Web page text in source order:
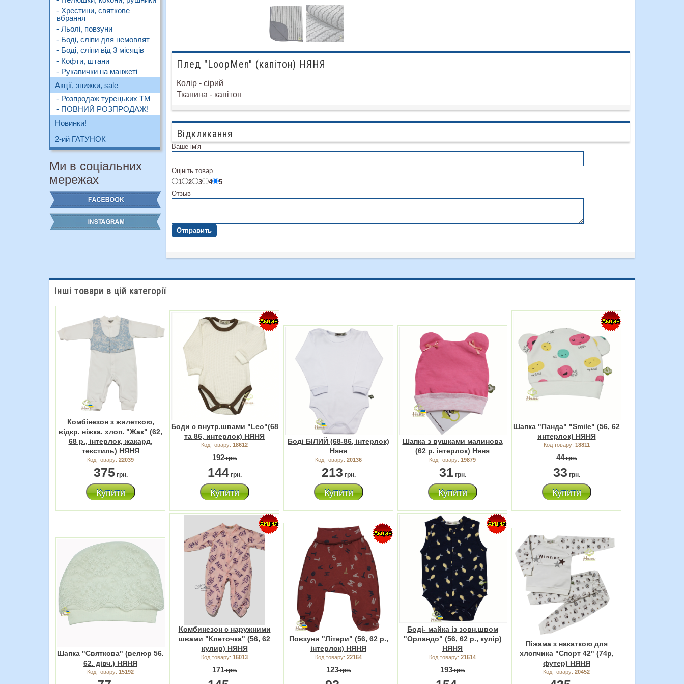
- Хрестини, святкове
вбрання
- Льолі, повзуни
- Боді, сліпи для немовлят
- Боді, сліпи від 3 місяців
- Кофти, штани
- Рукавички на манжеті
Акції, знижки, sale
- Розпродаж турецьких ТМ
- ПОВНИЙ РОЗПРОДАЖ!
Новинки!
2-ий ГАТУНОК
Ми в соціальних
мережах
Плед "LoopMen" (капітон) НЯНЯ
Колір - сірий
Тканина - капітон
Відкликання
Ваше ім'я
Оцініть товар
1
2 3 4
5
Отзыв
Отправить
Інші товари в цій категорії
Комбінезон з жилеткою,
відкр. ніжка. хлоп. "Жак" (62,
68 р., інтерлок, жакард,
текстиль) НЯНЯ
Код товару: 22039
375грн.
Купити
Боди с внутр.швами "Leo"(68
та 86, интерлок) НЯНЯ
Код товару: 18612
192грн.
144грн.
Купити
Боді БІЛИЙ (68-86, інтерлок)
Няня
Код товару: 20136
213 грн.
Купити
Шапка з вушками малинова
(62 р. інтерлок) Няня
Код товару: 19879
31грн.
Купити
Шапка "Панда" "Smile" (56, 62
интерлок) НЯНЯ
Код товару: 18811
44грн.
33 грн.
Купити
Шапка "Святкова" (велюр 56.
62. дівч.) НЯНЯ
Код товару: 15192
Комбинезон с наружними
швами "Клеточка" (56, 62
кулир) НЯНЯ
Код товару: 16013
171грн.
Повзуни "Літери" (56, 62 р.,
інтерлок) НЯНЯ
Код товару: 22164
123грн.
Боді- майка із зовн.швом
"Орландо" (56, 62 р., кулір)
НЯНЯ
Код товару: 21614
193грн.
Піжама з накаткою для
хлопчика "Спорт 42" (74р,
футер) НЯНЯ
Код товару: 20452